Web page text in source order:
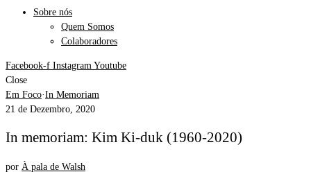
Sobre nós
Quem Somos
Colaboradores
Facebook-f Instagram Youtube
Close
Em Foco·In Memoriam
21 de Dezembro, 2020
In memoriam: Kim Ki-duk (1960-2020)
por À pala de Walsh